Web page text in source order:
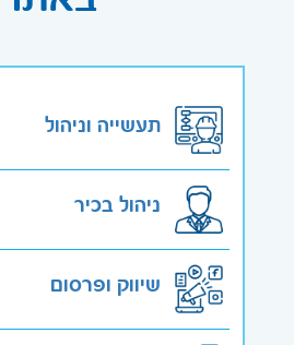
תעשייה וניהול
ניהול בכיר
שיווק ופרסום